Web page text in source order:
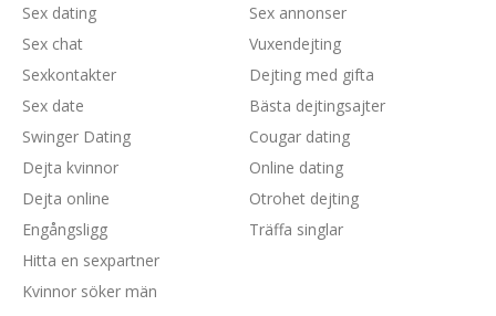
Sex dating
Sex chat
Sexkontakter
Sex date
Swinger Dating
Sex annonser
Vuxendejting
Dejting med gifta
Bästa dejtingsajter
Cougar dating
Dejta kvinnor
Dejta online
Engångsligg
Hitta en sexpartner
Kvinnor söker män
Online dating
Otrohet dejting
Träffa singlar